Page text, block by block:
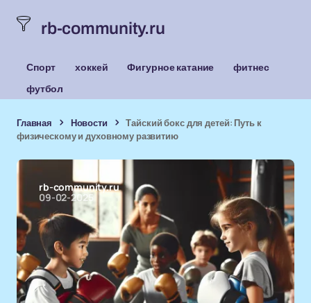
rb-community.ru
Спорт хоккей Фигурное катание
фитнес
футбол
Главная Новости
Тайский бокс для детей: Путь к
физическому и духовному развитию
rb-community.ru
09-02-2025